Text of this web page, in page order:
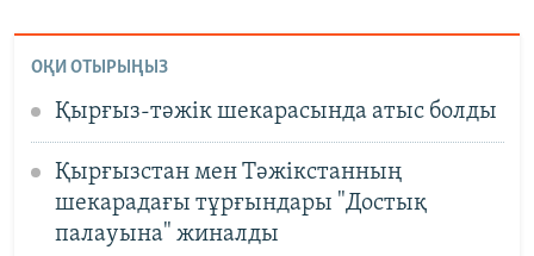
ОҚИ ОТЫРЫҢЫЗ
Қырғыз-тәжік шекарасында атыс болды
Қырғызстан мен Тәжікстанның
шекарадағы тұрғындары "Достық
палауына" жиналды